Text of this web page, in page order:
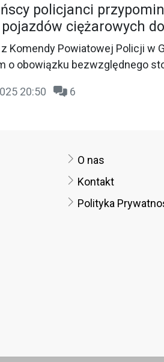
policjanci
ciężarowych
Komendy Powiatowej Policji w
o obowiązku bezwzględnego
do miejscowości Legarda.
20:50 6
O nas
Kontakt
Polityka